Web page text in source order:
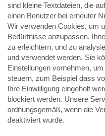
sind kleine Textdateien, die
einen Benutzer bei erneuter
Wir verwenden Cookies, um
Bedürfnisse anzupassen,
zu erleichtern, und zu
und verwendet werden. Sie
Einstellungen vornehmen,
steuern, zum Beispiel dass
Ihre Einwilligung eingeholt
blockiert werden. Unsere
ordnungsgemäß, wenn die
deaktiviert wurde.